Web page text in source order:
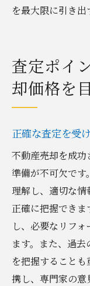
を最大限に引き出
査定ポイ
却価格を
正確な査定を受
不動産売却を成功
準備が不可欠で
理解し、適切な
正確に把握でき
し、必要なリフ
ます。また、過
を把握すること
携し、専門家の